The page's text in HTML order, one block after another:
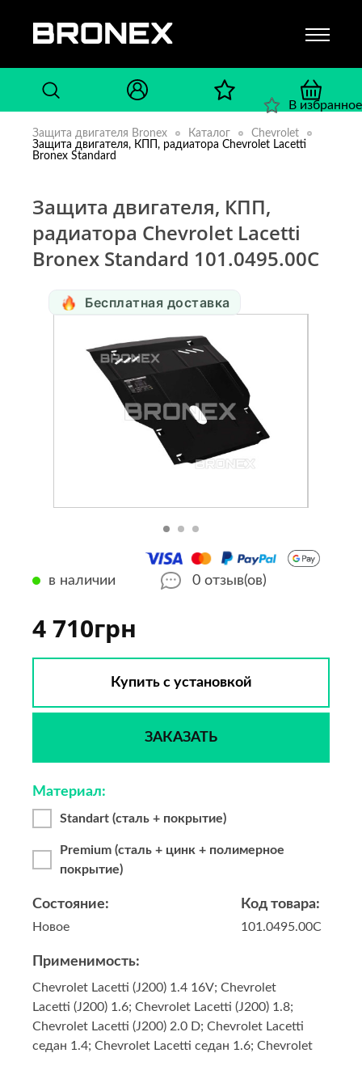
Защита двигателя Bronex Каталог
Chevrolet
Защита двигателя, КПП, радиатора Chevrolet Lacetti
Bronex Standard
Защита двигателя, КПП,
радиатора Chevrolet Lacetti
Bronex Standard 101.0495.00C
Бесплатная доставка
4 710грн
В избранное
Купить с установкой
ЗАКАЗАТЬ
в наличии 0 отзыв(ов)
Код товара:
101.0495.00C
Состояние:
Новое
Материал:
Standart (сталь + покрытие)
Premium (сталь + цинк + полимерное
покрытие)
Применимость:
Chevrolet Lacetti (J200) 1.4 16V; Chevrolet
Lacetti (J200) 1.6; Chevrolet Lacetti (J200) 1.8;
Chevrolet Lacetti (J200) 2.0 D; Chevrolet Lacetti
седан 1.4; Chevrolet Lacetti седан 1.6; Chevrolet